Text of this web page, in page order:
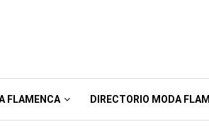
FLAMENCA DIRECTORIO MODA